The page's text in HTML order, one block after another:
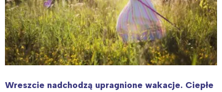
Wreszcie nadchodzą upragnione wakacje. Ciepłe